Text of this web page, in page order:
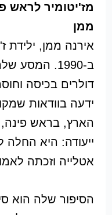
מז'יטומיר לראש
ממן
אירנה ממן, ילידת
ב-1990.
דולרים בכיסה
ידעה בוודאות
הארץ, בראש
ייעודה: היא
אטלייה וזכתה
הסיפור שלה הוא